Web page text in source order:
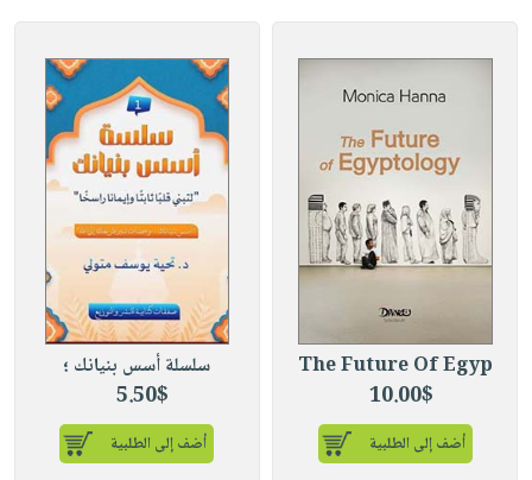
The Future Of Egyp
10.00$
أضف إلى الطلبية
سلسلة أسس بنيانك ؛
5.50$
أضف إلى الطلبية